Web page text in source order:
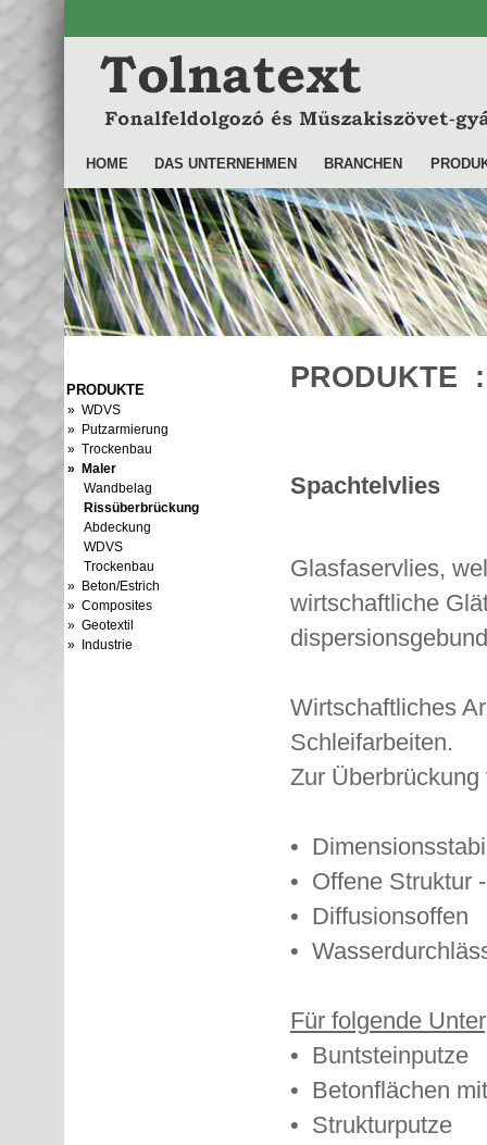
HOME DAS UNTERNEHMEN BRANCHEN
PRODUKTE
» WDVS
» Putzarmierung
» Trockenbau
» Maler
Wandbelag
Rissüberbrückung
Abdeckung
WDVS
Trockenbau
» Beton/Estrich
» Composites
» Geotextil
» Industrie
Spachtelvlies
Glasfaservlies,
wirtschaftliche
Wirtschaftliches
Schleifarbeiten.
Zur
•
• Offene Struktur
• Diffusionsoffen
•
Für folgende
• Buntsteinputze
• Betonflächen
• Strukturputze